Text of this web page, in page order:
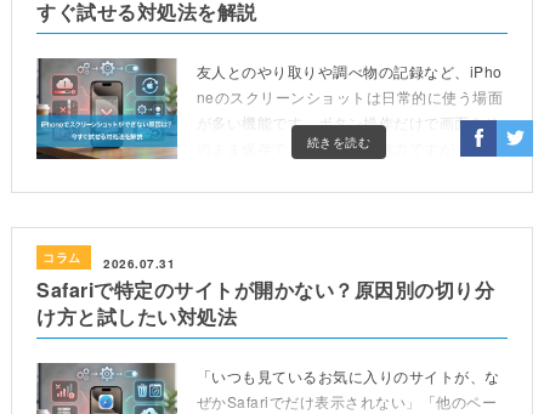
すぐ試せる対処法を解説
続きを読む
友人とのやり取りや調べ物の記録など、iPho
neのスクリーンショットは日常的に使う場面
が多い機能です。ボタン操作だけで画面をそ
のまま保存できる手軽さが魅力ですが、いざ
ってしまうでし […]
Safariで特定のサイトが開かない？原因別の切り分
け方と試したい対処法
コラム 2026.07.31
「いつも見ているお気に入りのサイトが、な
ぜかSafariでだけ表示されない」「他のペー